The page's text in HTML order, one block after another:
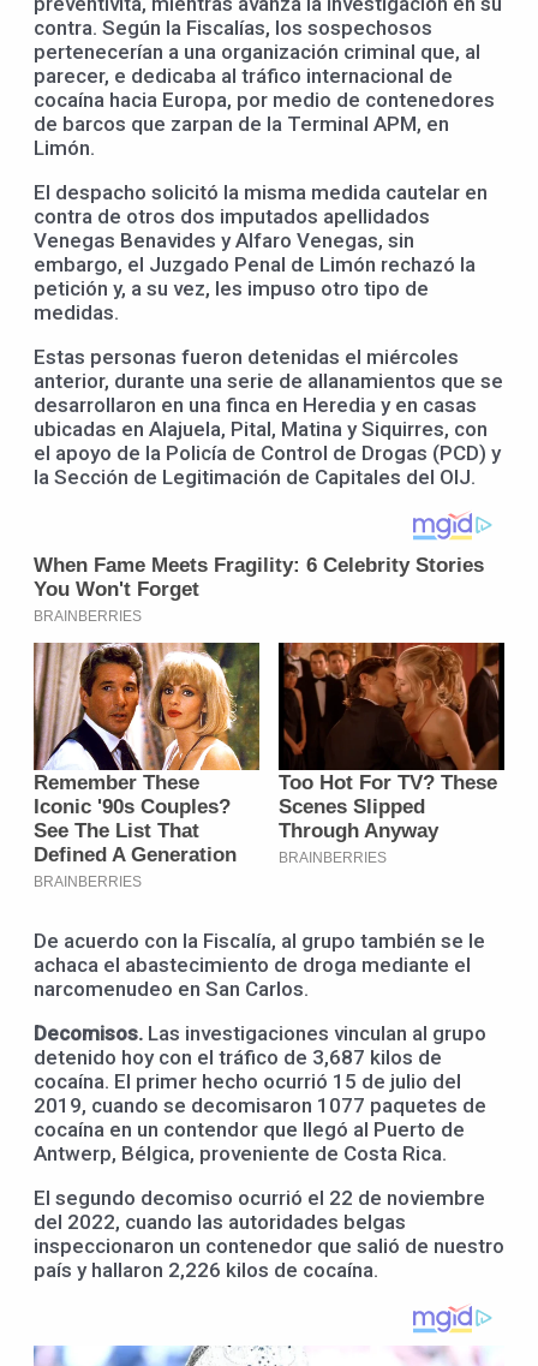
contra. Según la Fiscalías, los sospechosos
pertenecerían a una organización criminal que, al
parecer, e dedicaba al tráfico internacional de
cocaína hacia Europa, por medio de contenedores
de barcos que zarpan de la Terminal APM, en
Limón.
El despacho solicitó la misma medida cautelar en
contra de otros dos imputados apellidados
Venegas Benavides y Alfaro Venegas, sin
embargo, el Juzgado Penal de Limón rechazó la
petición y, a su vez, les impuso otro tipo de
medidas.
Estas personas fueron detenidas el miércoles
anterior, durante una serie de allanamientos que se
desarrollaron en una finca en Heredia y en casas
ubicadas en Alajuela, Pital, Matina y Siquirres, con
el apoyo de la Policía de Control de Drogas (PCD) y
la Sección de Legitimación de Capitales del OIJ.
De acuerdo con la Fiscalía, al grupo también se le
achaca el abastecimiento de droga mediante el
narcomenudeo en San Carlos.
Decomisos. Las investigaciones vinculan al grupo
detenido hoy con el tráfico de 3,687 kilos de
cocaína. El primer hecho ocurrió 15 de julio del
2019, cuando se decomisaron 1077 paquetes de
cocaína en un contendor que llegó al Puerto de
Antwerp, Bélgica, proveniente de Costa Rica.
El segundo decomiso ocurrió el 22 de noviembre
del 2022, cuando las autoridades belgas
inspeccionaron un contenedor que salió de nuestro
país y hallaron 2,226 kilos de cocaína.